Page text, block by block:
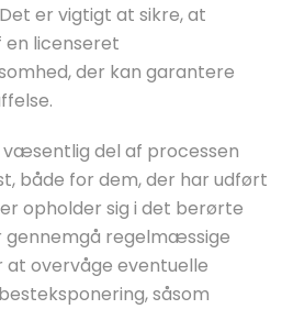
er vigtigt at sikre, at
licenseret
der kan garantere
del af processen
både for dem, der har udført
opholder sig i det berørte
gennemgå regelmæssige
overvåge eventuelle
såsom